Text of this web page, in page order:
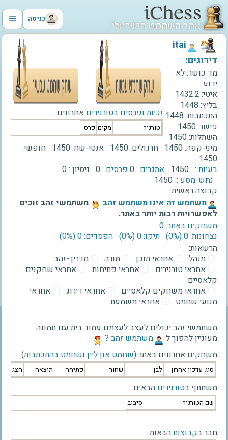
כניסה
זכיות ופרסים בטורנירים אחרונים
טורניר מקום פרס
‫itai‬
דירוגים:
מד כושר:לא
ידוע
איטי: 1432.2
בליץ: 1448
התכתבות: 1448
פישר:1450
השתלות:1450
מיני-קפה:1450 חרגולים:1450 אנטי-שח:1450 חופשי:
1450
בעיות : 1450 אתגרים :0 פרסים :0 ניסיון :0
נחש-מסע : 1450
קבוצה ראשית:
‫משתמש זה אינו משתמש זהב‬
משתמשי זהב זוכים
לאפשרויות רבות יותר באתר.
משחקים באתר: 0
נצחונות: 0 ‫(0%)‬
תיקו: 0 ‫(0%)‬
הפסדים: 0 ‫(0%)‬
הרשאות:
מנהל
אחראי תוכן מורה
מדריך-זהב
אחראי טורנירים
אחראי פתיחות
אחראי שחקנים
קלאסיים
אחראי משחקים קלאסיים
אחראי דירוג
אחראי
מנועי שחמט
אחראי משמעת
משתמשי זהב יכולים לעצב לעצמם עמוד בית עם תמונה
מעוניין להפוך ל
‫משתמש זהב ?‬
משחקים אחרונים באתר (שחמט און ליין ושחמט בהתכתבות)
סוג עדכון אחרון לבן שחור פתיחה תוצאה הצג
משתתף בטורנירים הבאים
שם הטורניר סיבוב
חבר בקבוצותהבאות